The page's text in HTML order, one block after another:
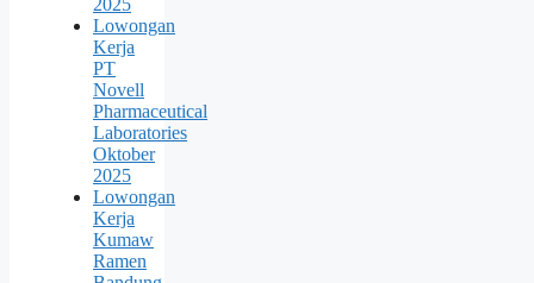
2025
Lowongan
Kerja
PT
Novell
Pharmaceutical
Laboratories
Oktober
2025
Lowongan
Kerja
Kumaw
Ramen